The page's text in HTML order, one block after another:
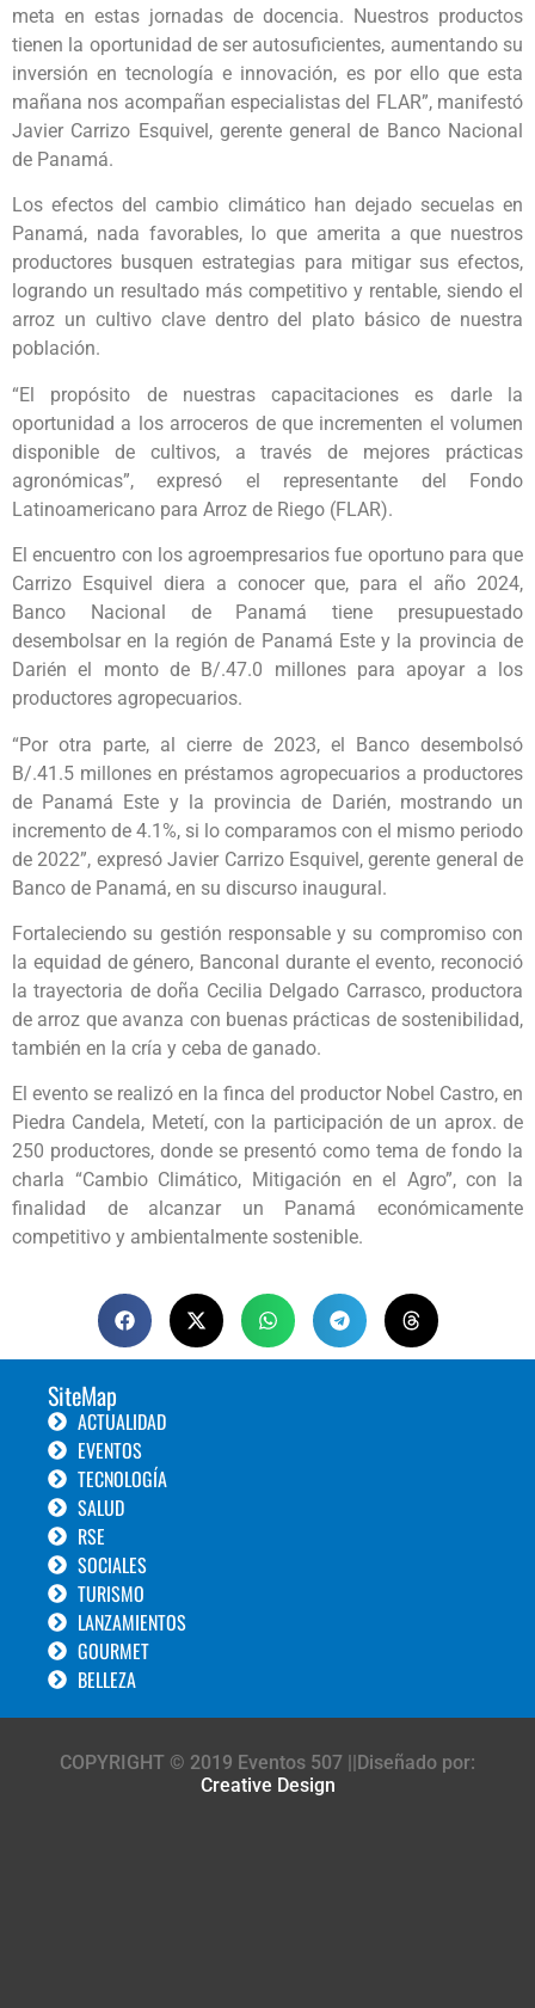
meta en estas jornadas de docencia. Nuestros productos
tienen la oportunidad de ser autosuficientes, aumentando su
inversión en tecnología e innovación, es por ello que esta
mañana nos acompañan especialistas del FLAR”, manifestó
Javier Carrizo Esquivel, gerente general de Banco Nacional
de Panamá.
Los efectos del cambio climático han dejado secuelas en
Panamá, nada favorables, lo que amerita a que nuestros
productores busquen estrategias para mitigar sus efectos,
logrando un resultado más competitivo y rentable, siendo el
arroz un cultivo clave dentro del plato básico de nuestra
población.
“El propósito de nuestras capacitaciones es darle la
oportunidad a los arroceros de que incrementen el volumen
disponible de cultivos, a través de mejores prácticas
agronómicas”, expresó el representante del Fondo
Latinoamericano para Arroz de Riego (FLAR).
El encuentro con los agroempresarios fue oportuno para que
Carrizo Esquivel diera a conocer que, para el año 2024,
Banco Nacional de Panamá tiene presupuestado
desembolsar en la región de Panamá Este y la provincia de
Darién el monto de B/.47.0 millones para apoyar a los
productores agropecuarios.
“Por otra parte, al cierre de 2023, el Banco desembolsó
B/.41.5 millones en préstamos agropecuarios a productores
de Panamá Este y la provincia de Darién, mostrando un
incremento de 4.1%, si lo comparamos con el mismo periodo
de 2022”, expresó Javier Carrizo Esquivel, gerente general de
Banco de Panamá, en su discurso inaugural.
Fortaleciendo su gestión responsable y su compromiso con
la equidad de género, Banconal durante el evento, reconoció
la trayectoria de doña Cecilia Delgado Carrasco, productora
de arroz que avanza con buenas prácticas de sostenibilidad,
también en la cría y ceba de ganado.
El evento se realizó en la finca del productor Nobel Castro, en
Piedra Candela, Metetí, con la participación de un aprox. de
250 productores, donde se presentó como tema de fondo la
charla “Cambio Climático, Mitigación en el Agro”, con la
finalidad de alcanzar un Panamá económicamente
competitivo y ambientalmente sostenible.
SiteMap
ACTUALIDAD
EVENTOS
TECNOLOGÍA
SALUD
RSE
SOCIALES
TURISMO
LANZAMIENTOS
GOURMET
BELLEZA
COPYRIGHT © 2019 Eventos 507 ||Diseñado por:
Creative Design